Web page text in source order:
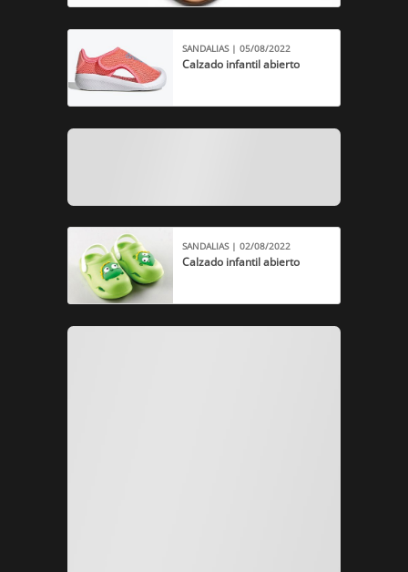
SANDALIAS | 05/08/2022
Calzado infantil abierto
SANDALIAS | 02/08/2022
Calzado infantil abierto